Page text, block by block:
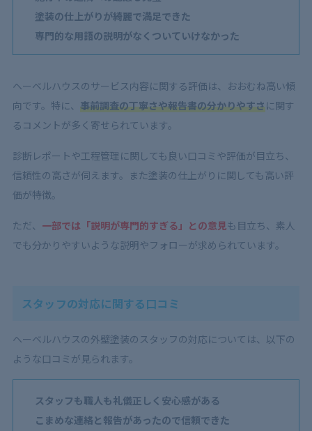
塗装の仕上がりが綺麗で満足できた
専門的な用語の説明がなくついていけなかった
ヘーベルハウスのサービス内容に関する評価は、おおむね高い傾
向です。特に、 事前調査の丁寧さや報告書の分かりやすさに関す
るコメントが多く寄せられています。
診断レポートや工程管理に関しても良い口コミや評価が目立ち、
信頼性の高さが伺えます。また塗装の仕上がりに関しても高い評
価が特徴。
ただ、 一部では「説明が専門的すぎる」との意見も目立ち、素人
でも分かりやすいような説明やフォローが求められています。
スタッフの対応に関する口コミ
ヘーベルハウスの外壁塗装のスタッフの対応については、以下の
ような口コミが見られます。
スタッフも職人も礼儀正しく安心感がある
こまめな連絡と報告があったので信頼できた